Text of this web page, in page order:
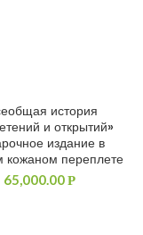
история
и открытий»
издание в
кожаном переплете
65,000.00Р